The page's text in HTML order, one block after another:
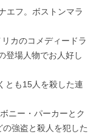
エフ。ボストンマラ
カのコメディードラ
登場人物でお人好し
とも15人を殺した連
ニー・パーカーとク
強盗と殺人を犯した